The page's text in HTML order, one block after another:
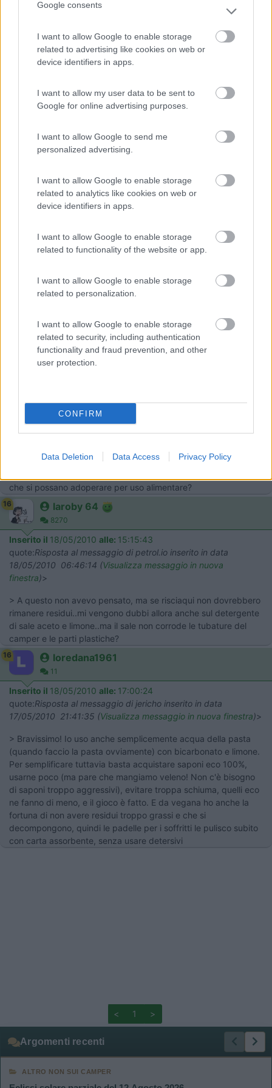
Google consents
I want to allow Google to enable storage
related to advertising like cookies on web or
device identifiers in apps.
I want to allow my user data to be sent to
Google for online advertising purposes.
I want to allow Google to send me
personalized advertising.
I want to allow Google to enable storage
related to analytics like cookies on web or
device identifiers in apps.
I want to allow Google to enable storage
related to functionality of the website or app.
I want to allow Google to enable storage
related to personalization.
I want to allow Google to enable storage
related to security, including authentication
functionality and fraud prevention, and other
user protection.
CONFIRM
Data Deletion Data Access Privacy Policy
semplicemente aggiungere aceto un cucchiaio,mezzo
jericho
672
Io uso questo con soddisfazione: "DETERSIVO PER
LAVASTOVIGLIE E PER I PIATTI" 200 gr sale grosso, 100 gr
i limoni e il sale nel frullatore per 20 sec. Mettere sul fuoco e
aggiungere l’acqua e l’aceto, far bollire per circa 15 min.
paolof
15131
Usalo anche sulla grigliata di pesce e vedrai che la digestione
va che è un piacere[:D][:D][:D][:D][:D][:D][:D] Saluti Paolo
Visualizza messaggio in nuova finestra
672
Inserito il18/05/2010 alle:00:27:27
Se non lo hai mai usato non puoi giudicare...facile fare battute
Inserito il18/05/2010 alle:06:46:14
17/05/2010 18:30:37 (
Visualizza messaggio in nuova finestra
che si possano adoperare per uso alimentare?
16 laroby 64
8270
Inserito il 18/05/2010 alle: 15:15:43
quote:Risposta al messaggio di petrol.io inserito in data
18/05/2010 06:46:14 (Visualizza messaggio in nuova
finestra)>
> A questo non avevo pensato, ma se risciaqui non dovrebbero
rimanere residui..mi vengono dubbi allora anche sul detergente
di sale aceto e limone..ma il sale non corrode le tubature del
camper e le parti plastiche?
16 loredana1961
11
Inserito il 18/05/2010 alle: 17:00:24
quote:Risposta al messaggio di jericho inserito in data
17/05/2010 21:41:35 (Visualizza messaggio in nuova finestra)>
> Bravissimo! Io uso anche semplicemente acqua della pasta
(quando faccio la pasta ovviamente) con bicarbonato e limone.
Per semplificare tuttavia basta acquistare saponi eco 100%,
usarne poco (ma pare che mangiamo veleno! Non c'è bisogno
di saponi troppo aggressivi), evitare troppa schiuma, quelli eco
ne fanno di meno, e il gioco è fatto. E da vegana ho anche la
fortuna di non avere residui troppo grassi e che si
decompongono, quindi le padelle per i soffritti le pulisco subito
con carta assorbente, senza usare detersivi
< 1 >
Argomenti recenti
ALTRO NON SUI CAMPER